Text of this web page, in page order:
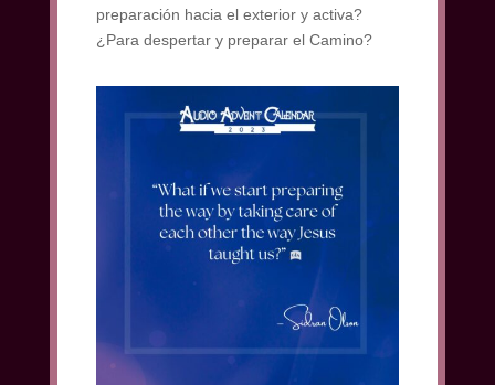
preparación hacia el exterior y activa?
¿Para despertar y preparar el Camino?